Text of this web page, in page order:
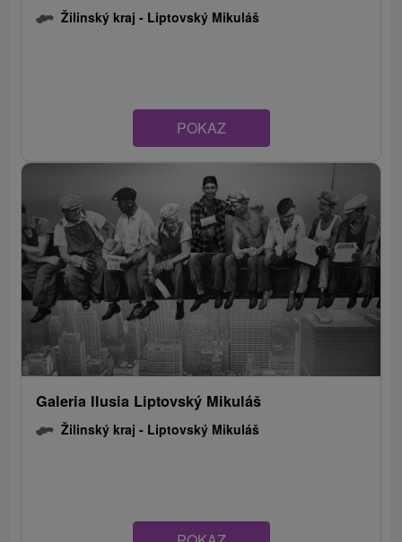
Žilinský kraj - Liptovský Mikuláš
POKAZ
Galeria Ilusia Liptovský Mikuláš
Žilinský kraj - Liptovský Mikuláš